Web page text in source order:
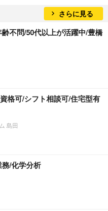
さらに見る
不問/50代以上が活躍中/豊橋
格可/シフト相談可/住宅型有
島田
/化学分析